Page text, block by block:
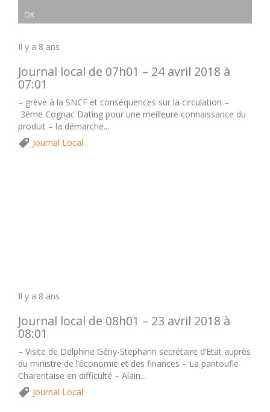
Il y a 8 ans
Journal local de 07h01 – 24 avril 2018 à
07:01
– grève à la SNCF et conséquences sur la circulation –
3ème Cognac Dating pour une meilleure connaissance du
produit – la démarche...
Journal Local
Il y a 8 ans
Journal local de 08h01 – 23 avril 2018 à
08:01
– Visite de Delphine Gény-Stephann secrétaire d’Etat auprès
du ministre de l’économie et des finances – La pantoufle
Charentaise en difficulté – Alain...
Journal Local